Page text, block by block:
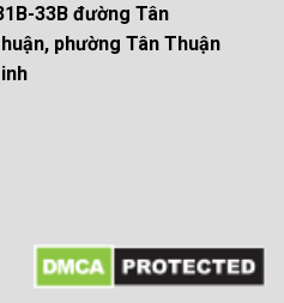
33B đường Tân
phường Tân Thuận